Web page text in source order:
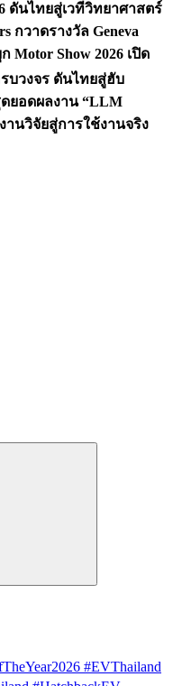
ดันไทยสู่เวทีวิทยาศาสตร์
กวาดรางวัล Geneva
Motor Show 2026 เปิด
บวงจร ดันไทยสู่ฮับ
ยอดผลงาน “LLM
นวิจัยสู่การใช้งานจริง
#EVThailand